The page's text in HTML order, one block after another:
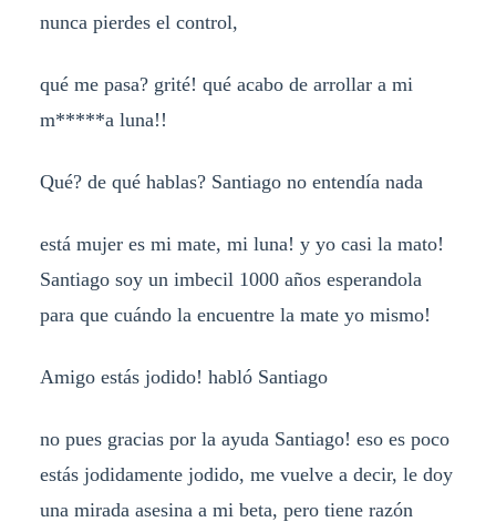
nunca pierdes el control,
qué me pasa? grité! qué acabo de arrollar a mi
m*****a luna!!
Qué? de qué hablas? Santiago no entendía nada
está mujer es mi mate, mi luna! y yo casi la mato!
Santiago soy un imbecil 1000 años esperandola
para que cuándo la encuentre la mate yo mismo!
Amigo estás jodido! habló Santiago
no pues gracias por la ayuda Santiago! eso es poco
estás jodidamente jodido, me vuelve a decir, le doy
una mirada asesina a mi beta, pero tiene razón